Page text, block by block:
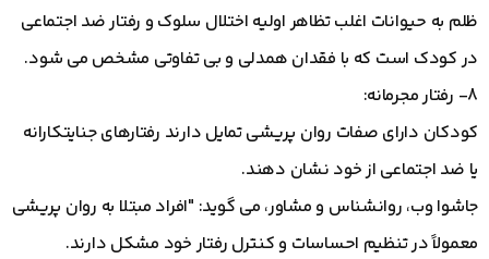
ظلم به حیوانات اغلب تظاهر اولیه اختلال سلوک و رفتار ضد اجتماعی
در کودک است که با فقدان همدلی و بی تفاوتی مشخص می شود.
8- رفتار مجرمانه:
کودکان دارای صفات روان پریشی تمایل دارند رفتارهای جنایتکارانه
یا ضد اجتماعی از خود نشان دهند.
جاشوا وب، روانشناس و مشاور، می گوید: "افراد مبتلا به روان پریشی
معمولاً در تنظیم احساسات و کنترل رفتار خود مشکل دارند.